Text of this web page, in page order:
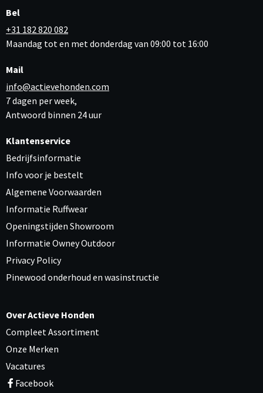
Bel
+31 182 820 082
Maandag tot en met donderdag van 09:00 tot 16:00
Mail
info@actievehonden.com
7 dagen per week,
Antwoord binnen 24 uur
Klantenservice
Bedrijfsinformatie
Info voor je bestelt
Algemene Voorwaarden
Informatie Ruffwear
Openingstijden Showroom
Informatie Owney Outdoor
Privacy Policy
Pinewood onderhoud en wasinstructie
Over Actieve Honden
Compleet Assortiment
Onze Merken
Vacatures
Facebook